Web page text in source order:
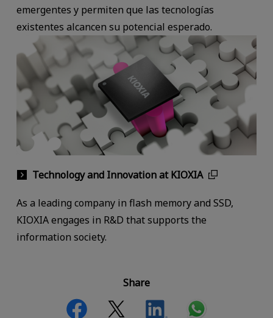
emergentes y permiten que las tecnologías
existentes alcancen su potencial esperado.
Technology and Innovation at KIOXIA
As a leading company in flash memory and SSD,
KIOXIA engages in R&D that supports the
information society.
Share